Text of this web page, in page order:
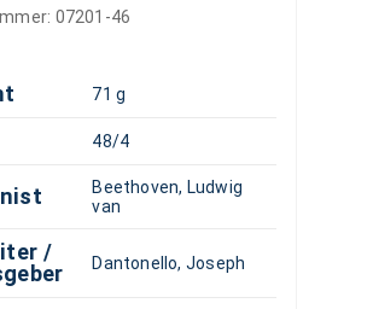
07201-46
71 g
48/4
Beethoven, Ludwig
van
/
Dantonello, Joseph